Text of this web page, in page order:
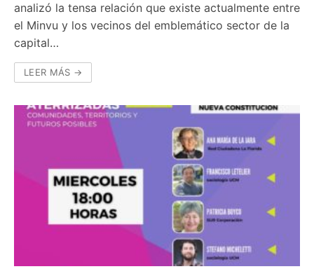
analizó la tensa relación que existe actualmente entre
el Minvu y los vecinos del emblemático sector de la
capital…
LEER MÁS →